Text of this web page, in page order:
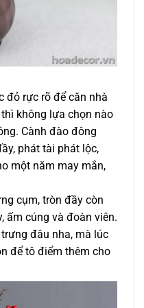
đỏ rực rõ để căn nhà
không lựa chọn nào
Cành đào đông
phát tài phát lộc,
một năm may mắn,
cụm, tròn đầy còn
ấm cúng và đoàn viên.
đâu nha, mà lúc
để tô điểm thêm cho